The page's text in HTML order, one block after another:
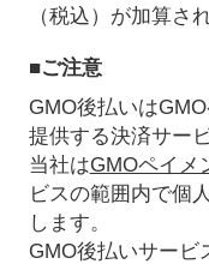
（税込）が加算さ
■ご注意
GMO後払いは
提供する決済サー
当社はGMOペイメ
ビスの範囲内で個
します。
GMO後払いサービ